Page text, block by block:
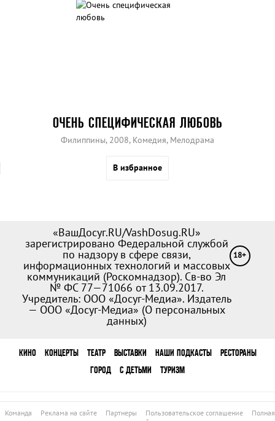
ОЧЕНЬ СПЕЦИФИЧЕСКАЯ ЛЮБОВЬ
Филиппины, 2008, Комедия, Мелодрама
В избранное
«ВашДосуг.RU/VashDosug.RU»
зарегистрировано Федеральной службой
по надзору в сфере связи,
информационных технологий и массовых
коммуникаций (Роскомнадзор). Св-во Эл
№ ФС 77—71066 от 13.09.2017.
Учредитель: ООО «Досуг-Медиа». Издатель
— ООО «Досуг-Медиа» (О персональных
данных)
18+
КИНО КОНЦЕРТЫ ТЕАТР ВЫСТАВКИ НАШИ ПОДКАСТЫ
РЕСТОРАНЫ
ГОРОД
С ДЕТЬМИ ТУРИЗМ
Команда Реклама на сайте Партнеры Пользовательское соглашение
Полная